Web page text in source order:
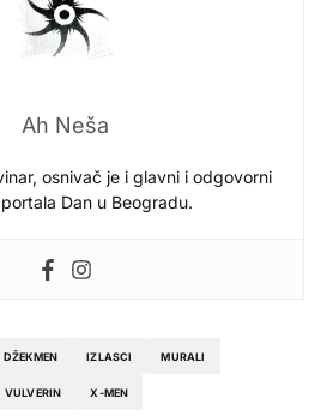
Ah Neša
osnivač je i glavni i odgovorni
Dan u Beogradu.
DŽEKMEN IZLASCI MURALI
VULVERIN X-MEN